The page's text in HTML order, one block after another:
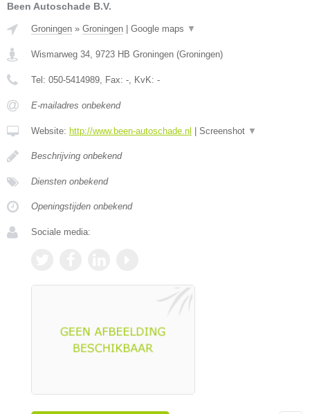
Been Autoschade B.V.
Groningen » Groningen Google maps ▼
Wismarweg 34, 9723 HB Groningen (Groningen)
Tel: 050-5414989, Fax: -, KvK: -
E-mailadres onbekend
Website: http://www.been-autoschade.nl Screenshot ▼
Beschrijving onbekend
Diensten onbekend
Openingstijden onbekend
Sociale media: